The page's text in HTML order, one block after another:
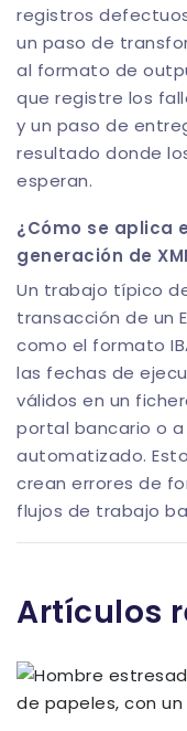
registros
un paso de
al formato de
que registre los
y un paso de
resultado donde
esperan.
¿Cómo se aplica
generación de
Un trabajo típico
transacción de un
como el formato
las fechas de
válidos en un
portal bancario o
automatizado.
crean errores de
flujos de trabajo
Artículos